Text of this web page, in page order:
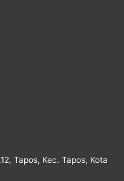
Tapos, Kec. Tapos, Kota